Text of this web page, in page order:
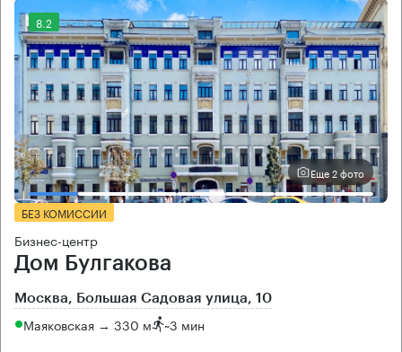
8.2
Еще 2 фото
БЕЗ КОМИССИИ
Бизнес-центр
Дом Булгакова
Москва, Большая Садовая улица, 10
Маяковская → 330 м ~3 мин